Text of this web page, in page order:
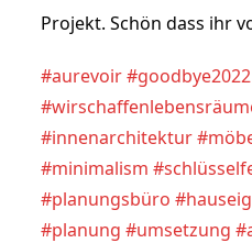
Projekt. Schön dass ihr
#aurevoir#goodbye2022
#innenarchitektur
#minimalism
#planungsbüro
#planung #umsetzung